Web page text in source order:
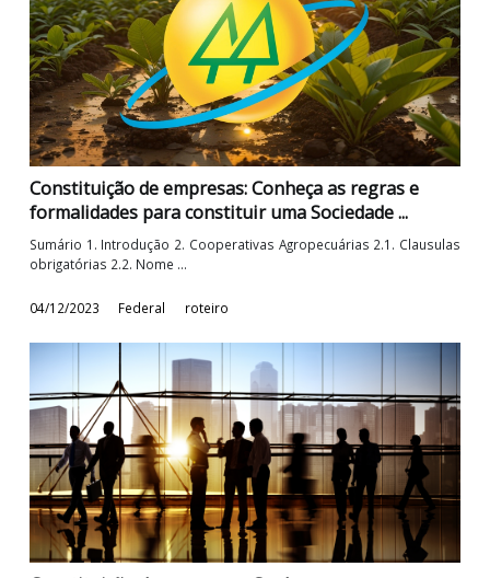
Roteiro: Pagamento indevido ou a maior-
para restituição do crédito
SUMÁRIO 1. Conceito de créditos de pagamento indevido